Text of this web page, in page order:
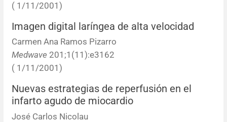
( 1/11/2001)
Imagen digital laríngea de alta velocidad
Carmen Ana Ramos Pizarro
Medwave 201;1(11):e3162
( 1/11/2001)
Nuevas estrategias de reperfusión en el
infarto agudo de miocardio
José Carlos Nicolau